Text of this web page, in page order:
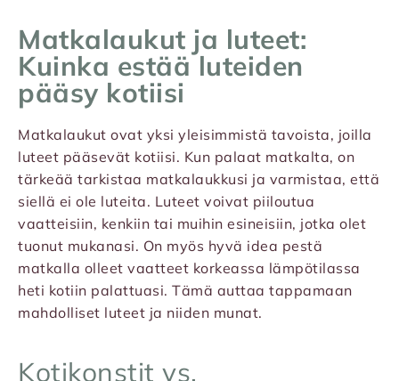
Matkalaukut ja luteet:
Kuinka estää luteiden
pääsy kotiisi
Matkalaukut ovat yksi yleisimmistä tavoista, joilla
luteet pääsevät kotiisi. Kun palaat matkalta, on
tärkeää tarkistaa matkalaukkusi ja varmistaa, että
siellä ei ole luteita. Luteet voivat piiloutua
vaatteisiin, kenkiin tai muihin esineisiin, jotka olet
tuonut mukanasi. On myös hyvä idea pestä
matkalla olleet vaatteet korkeassa lämpötilassa
heti kotiin palattuasi. Tämä auttaa tappamaan
mahdolliset luteet ja niiden munat.
Kotikonstit vs.